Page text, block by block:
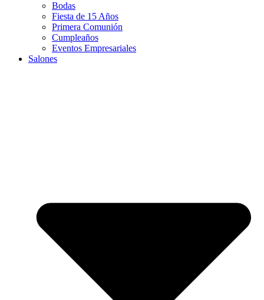
Bodas
Fiesta de 15 Años
Primera Comunión
Cumpleaños
Eventos Empresariales
Salones